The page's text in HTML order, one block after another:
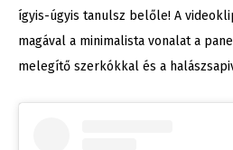
ígyis-úgyis tanulsz belőle! A
magával a minimalista vonalat a
melegítő szerkókkal és a